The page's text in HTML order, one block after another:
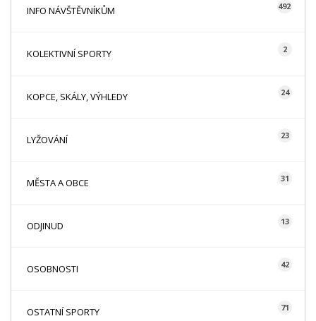
INFO NÁVŠTĚVNÍKŮM 492
KOLEKTIVNÍ SPORTY 2
KOPCE, SKÁLY, VÝHLEDY 24
LYŽOVÁNÍ 23
MĚSTA A OBCE 31
ODJINUD 13
OSOBNOSTI 42
OSTATNÍ SPORTY 71